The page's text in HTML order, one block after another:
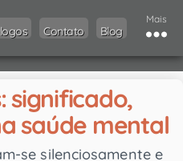
Contato Blog
Mais
significado,
saúde mental
se silenciosamente e